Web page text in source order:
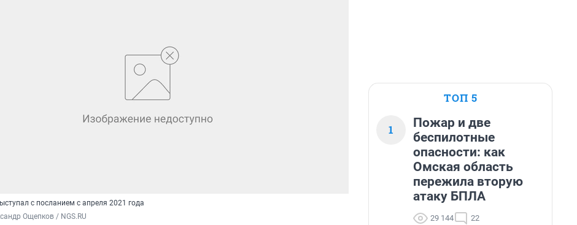
с посланием с апреля 2021 года
Ощепков / NGS.RU
ТОП 5
1
Пожар и две
беспилотные
опасности: как
Омская область
пережила вторую
атаку БПЛА
29 144 22